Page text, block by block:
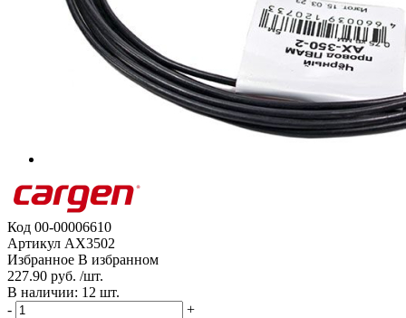
Код 00-00006610
Артикул AX3502
Избранное В избранном
227.90 руб. /шт.
В наличии: 12 шт.
-
+